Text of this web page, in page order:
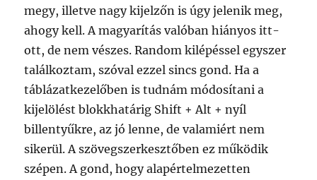
megy, illetve nagy kijelzőn is úgy jelenik meg,
ahogy kell. A magyarítás valóban hiányos itt-
ott, de nem vészes. Random kilépéssel egyszer
találkoztam, szóval ezzel sincs gond. Ha a
táblázatkezelőben is tudnám módosítani a
kijelölést blokkhatárig Shift + Alt + nyíl
billentyűkre, az jó lenne, de valamiért nem
sikerül. A szövegszerkesztőben ez működik
szépen. A gond, hogy alapértelmezetten